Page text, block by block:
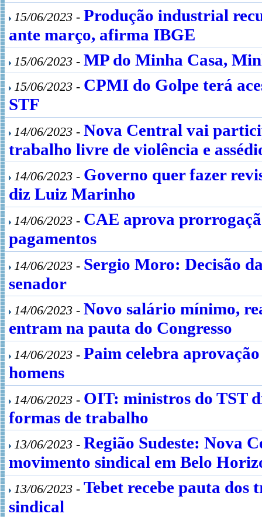
15/06/2023 - Produção industrial
ante março, afirma IBGE
15/06/2023 - MP do Minha Casa,
15/06/2023 - CPMI do Golpe terá
STF
14/06/2023 - Nova Central vai
trabalho livre de violência e
14/06/2023 - Governo quer fazer
diz Luiz Marinho
14/06/2023 - CAE aprova
pagamentos
14/06/2023 - Sergio Moro: Decisão
senador
14/06/2023 - Novo salário mínimo,
entram na pauta do Congresso
14/06/2023 - Paim celebra
homens
14/06/2023 - OIT: ministros do TST
formas de trabalho
13/06/2023 - Região Sudeste: Nova
movimento sindical em Belo
13/06/2023 - Tebet recebe pauta dos
sindical